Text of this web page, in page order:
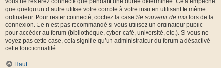
vous ne resterez connecté que pendant une durée déterminée. Cela empêche
que quelqu’un d’autre utilise votre compte à votre insu en utilisant le même
ordinateur. Pour rester connecté, cochez la case Se souvenir de moi lors de la
connexion. Ce n’est pas recommandé si vous utilisez un ordinateur public
pour accéder au forum (bibliothèque, cyber-café, université, etc.). Si vous ne
voyez pas cette case, cela signifie qu’un administrateur du forum a désactivé
cette fonctionnalité.
Haut